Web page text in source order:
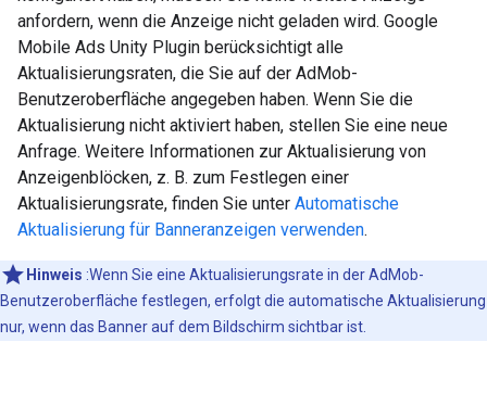
anfordern, wenn die Anzeige nicht geladen wird. Google
Mobile Ads Unity Plugin berücksichtigt alle
Aktualisierungsraten, die Sie auf der AdMob-
Benutzeroberfläche angegeben haben. Wenn Sie die
Aktualisierung nicht aktiviert haben, stellen Sie eine neue
Anfrage. Weitere Informationen zur Aktualisierung von
Anzeigenblöcken, z. B. zum Festlegen einer
Aktualisierungsrate, finden Sie unter Automatische
Aktualisierung für Banneranzeigen verwenden.
Hinweis :Wenn Sie eine Aktualisierungsrate in der AdMob-
Benutzeroberfläche festlegen, erfolgt die automatische Aktualisierung
nur, wenn das Banner auf dem Bildschirm sichtbar ist.